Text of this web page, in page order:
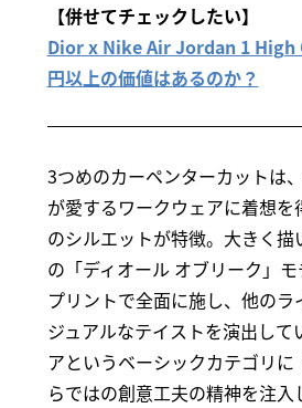
【併せてチェックしたい】
Dior x Nike Air Jordan 1 High
円以上の価値はあるのか？
3つめのカーペンターカットは
が愛するワークウェアに着想を
のシルエットが特徴。大きく描
の「ディオール オブリーク」
プリントで全面に施し、他のラ
ジュアルなテイストを演出して
アというベーシックカテゴリに
らではの創意工夫の精神を注入